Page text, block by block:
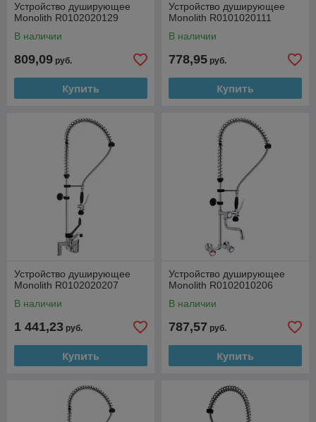
Устройство душирующее
Monolith R0102020129
В наличии
809,09 руб.
Купить
Устройство душирующее
Monolith R0101020111
В наличии
778,95 руб.
Купить
Устройство душирующее
Monolith R0102020207
В наличии
1 441,23 руб.
Купить
Устройство душирующее
Monolith R0102010206
В наличии
787,57 руб.
Купить